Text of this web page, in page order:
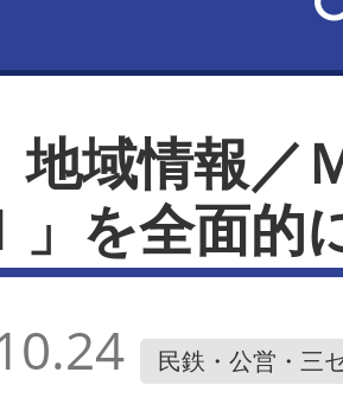
域情報／
」を全面的
民鉄・公営・三